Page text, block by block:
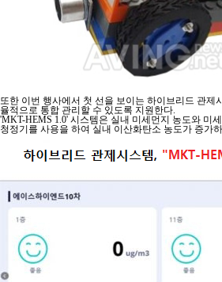
또한 이번 행사에서 첫 선을 보이는 하이브리드 관
율적으로 통합 관리할 수 있도록 지원한다.
'MKT-HEMS 1.0' 시스템은 실내 미세먼지 농도와 미
청정기를 사용을 하여 실내 이산화탄소 농도가 증가